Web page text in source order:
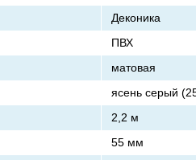
Деконика
ПВХ
матовая
ясень серый
2,2 м
55 мм